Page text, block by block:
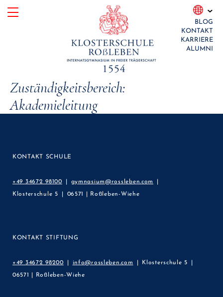
Skip
BLOG
KONTAKT
KARRIERE
ALUMNI
Zuständigkeitsbereich:
Akademieleitung
KONTAKT SCHULE
+49 34672 98100 gymnasium@rossleben.com
Klosterschule 5 06571 | Roßleben-Wiehe
KONTAKT STIFTUNG
+49 34672 98200 info@rossleben.com Klosterschule 5
06571 | Roßleben-Wiehe